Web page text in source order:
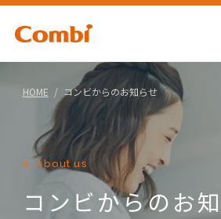
HOME コンビからのお知らせ
About us
コンビからのお